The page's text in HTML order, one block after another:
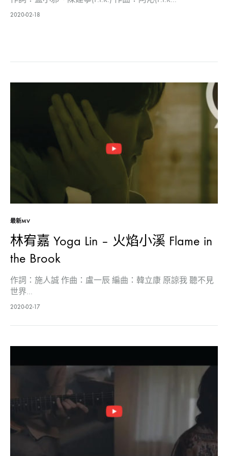
2020-02-18
最新MV
林宥嘉 Yoga Lin – 火焰小溪 Flame in
the Brook
作詞：施人誠 作曲：盧一辰 編曲：韓立康 原諒我 聽不見
世界…
2020-02-17